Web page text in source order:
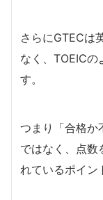
さらにGTECは
なく、TOEICの
す。
つまり「合格か
ではなく、点数
れているポイン